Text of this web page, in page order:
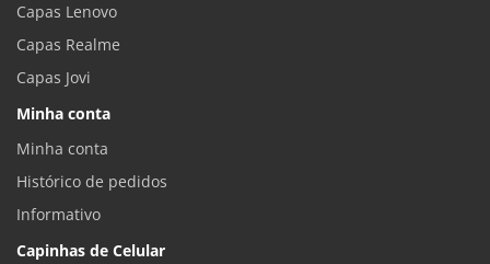
Capas Lenovo
Capas Realme
Capas Jovi
Minha conta
Minha conta
Histórico de pedidos
Informativo
Capinhas de Celular